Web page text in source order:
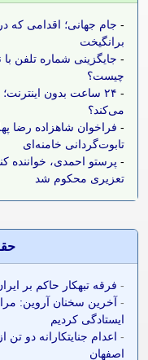
- جام جهانی؛ اقدامی که
برانگیخت
- جایگزینی شماره تلفن با
چیست؟
-
۲۴ ساعت بدون
می‌کند؟
- فراخوان شاهزاده رضا
تابوت‌گردانی خامنه‌ای
-
تعزیری محکوم شد
- فرقه تبهکار حاکم بر
- آخرین سخنان آروین: مرا
ایستادگی کردیم
- اعدام جنایتکارانه دو
اصفهان